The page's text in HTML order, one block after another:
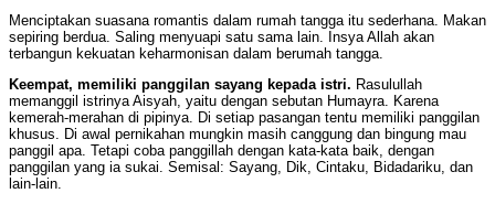
Menciptakan suasana romantis dalam rumah tangga itu sederhana. Makan
sepiring berdua. Saling menyuapi satu sama lain. Insya Allah akan
terbangun kekuatan keharmonisan dalam berumah tangga.
Keempat, memiliki panggilan sayang kepada istri. Rasulullah
memanggil istrinya Aisyah, yaitu dengan sebutan Humayra. Karena
kemerah-merahan di pipinya. Di setiap pasangan tentu memiliki panggilan
khusus. Di awal pernikahan mungkin masih canggung dan bingung mau
panggil apa. Tetapi coba panggillah dengan kata-kata baik, dengan
panggilan yang ia sukai. Semisal: Sayang, Dik, Cintaku, Bidadariku, dan
lain-lain.